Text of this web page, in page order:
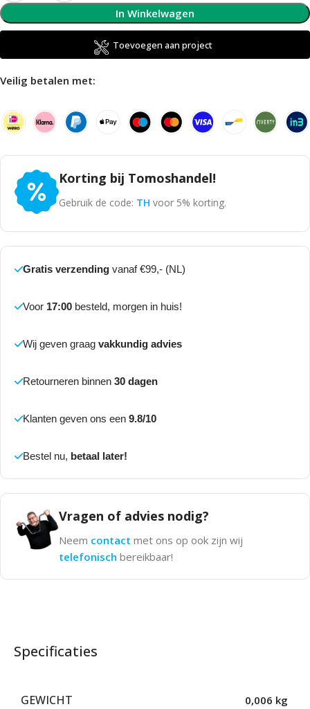
In Winkelwagen
Toevoegen aan project
Veilig betalen met:
Korting bij Tomoshandel!
Gebruik de code: TH voor 5% korting.
Gratis verzending vanaf €99,- (NL)
Voor 17:00 besteld, morgen in huis!
Wij geven graag vakkundig advies
Retourneren binnen 30 dagen
Klanten geven ons een 9.8/10
Bestel nu, betaal later!
Vragen of advies nodig?
Neem contact met ons op ook zijn wij
telefonisch bereikbaar!
Specificaties
GEWICHT 0,006 kg